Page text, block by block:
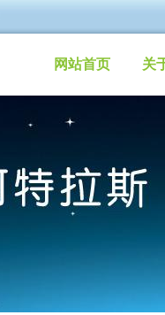
网站首页 关